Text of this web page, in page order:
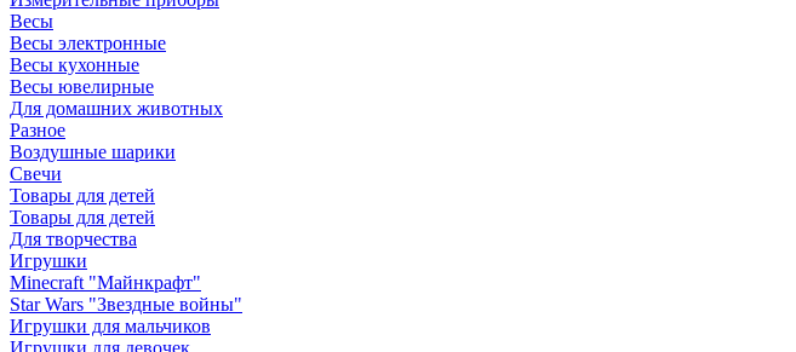
Весы
Весы электронные
Весы кухонные
Весы ювелирные
Для домашних животных
Разное
Воздушные шарики
Свечи
Товары для детей
Товары для детей
Для творчества
Игрушки
Minecraft "Майнкрафт"
Star Wars "Звездные войны"
Игрушки для мальчиков
Игрушки для девочек